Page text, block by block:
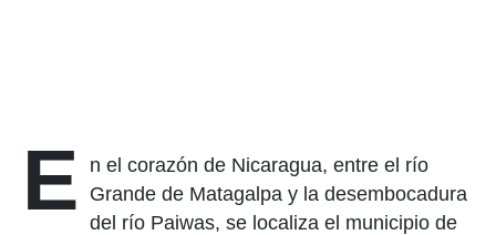
E
n el corazón de Nicaragua, entre el río
Grande de Matagalpa y la desembocadura
del río Paiwas, se localiza el municipio de